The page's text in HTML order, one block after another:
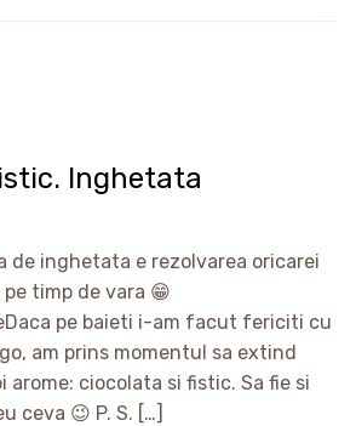
Inghetata
de inghetata e rezolvarea oricarei
pe timp de vara 😁
pe baieti i-am facut fericiti cu
am prins momentul sa extind
arome: ciocolata si fistic. Sa fie si
ceva 😉 P. S. […]